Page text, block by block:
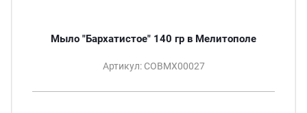
Мыло "Бархатистое" 140 гр в Мелитополе
Артикул: СОВМХ00027